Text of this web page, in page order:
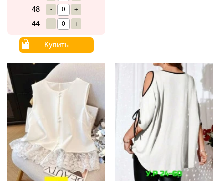
48 - +
44 - +
Купить